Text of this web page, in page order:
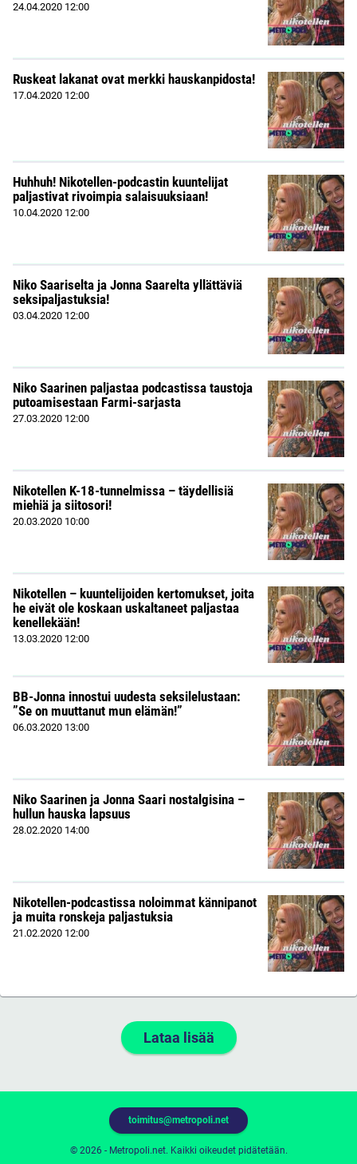
24.04.2020 12:00
Ruskeat lakanat ovat merkki hauskanpidosta!
17.04.2020 12:00
Huhhuh! Nikotellen-podcastin kuuntelijat
paljastivat rivoimpia salaisuuksiaan!
10.04.2020 12:00
Niko Saariselta ja Jonna Saarelta yllättäviä
seksipaljastuksia!
03.04.2020 12:00
Niko Saarinen paljastaa podcastissa taustoja
putoamisestaan Farmi-sarjasta
27.03.2020 12:00
Nikotellen K-18-tunnelmissa – täydellisiä
miehiä ja siitosori!
20.03.2020 10:00
Nikotellen – kuuntelijoiden kertomukset, joita
he eivät ole koskaan uskaltaneet paljastaa
kenellekään!
13.03.2020 12:00
BB-Jonna innostui uudesta seksilelustaan:
”Se on muuttanut mun elämän!”
06.03.2020 13:00
Niko Saarinen ja Jonna Saari nostalgisina –
hullun hauska lapsuus
28.02.2020 14:00
Nikotellen-podcastissa noloimmat kännipanot
ja muita ronskeja paljastuksia
21.02.2020 12:00
Lataa lisää
© 2026 - Metropoli.net. Kaikki oikeudet pidätetään.
toimitus@metropoli.net